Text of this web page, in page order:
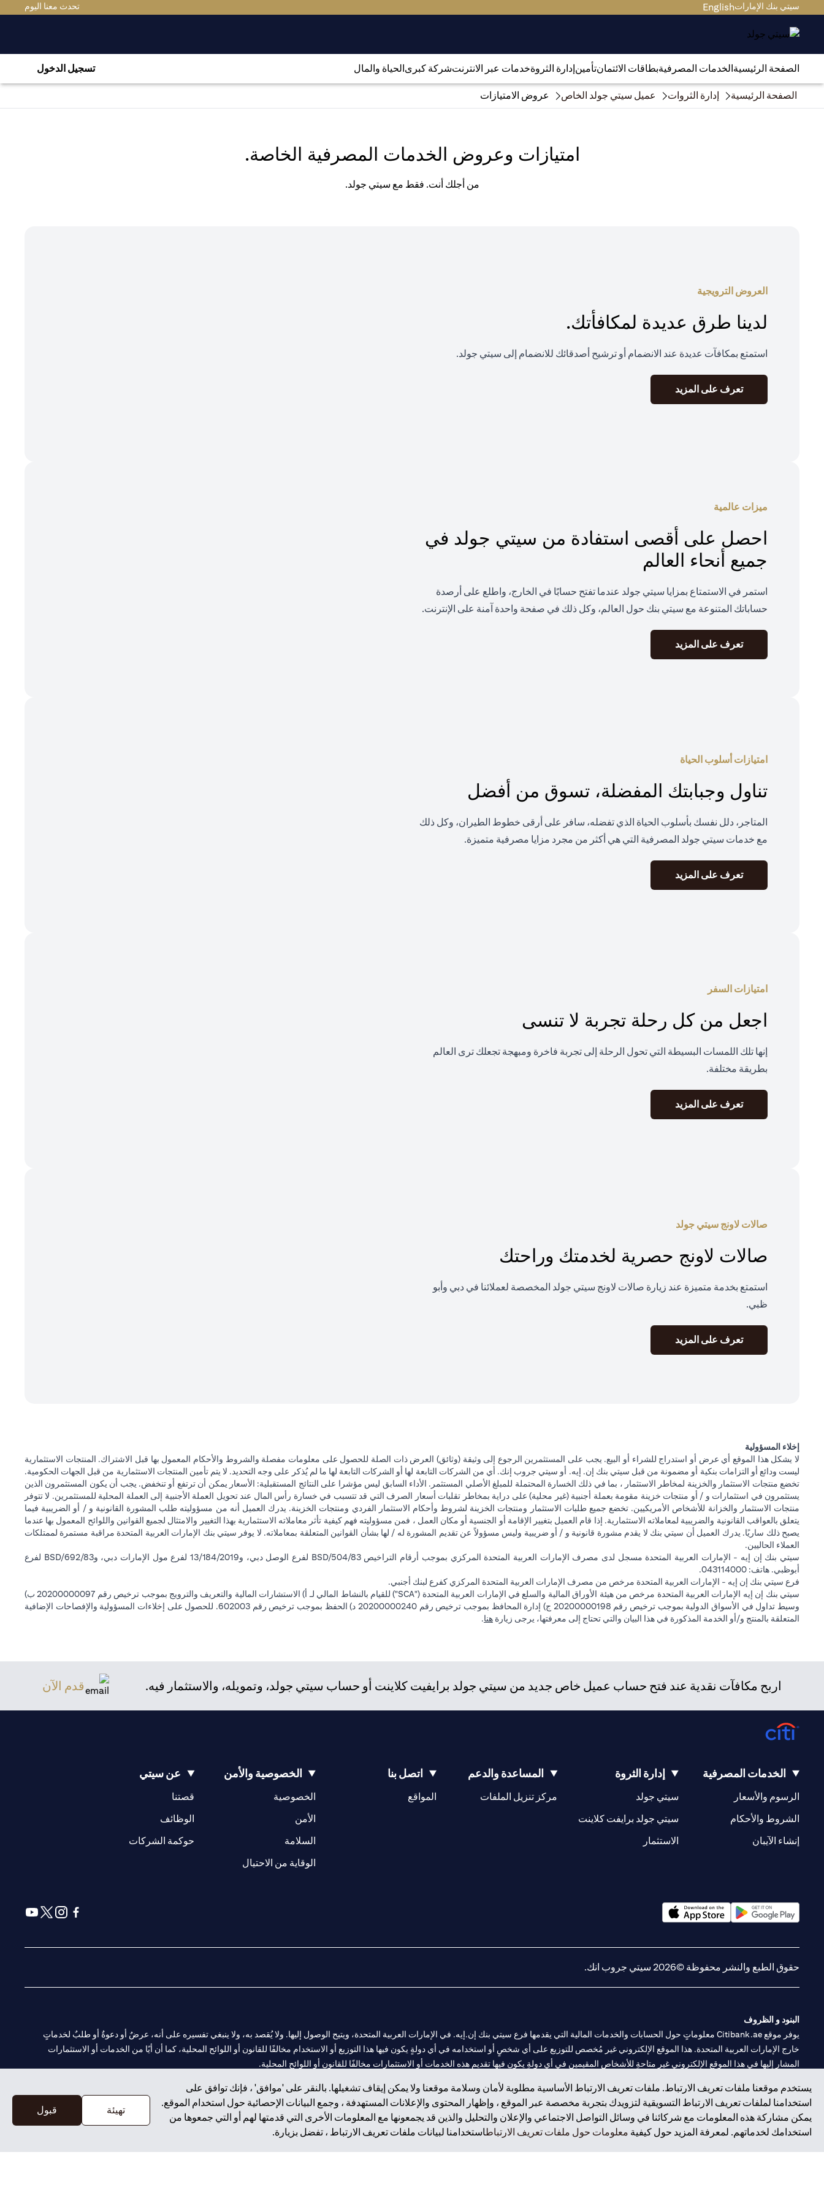
سيتي بنك الإماراتEnglish تحدث معنا اليوم
الصفحة الرئيسيةالخدمات المصرفيةبطاقات الائتمانتأمينإدارة الثروةخدمات عبر الانترنتشركة كبرىالحياة والمال تسجيل الدخول
الصفحة الرئيسية إدارة الثروات عميل سيتي جولد الخاص عروض الامتيازات
امتيازات وعروض الخدمات المصرفية الخاصة.
من أجلك أنت. فقط مع سيتي جولد.
العروض الترويجية
لدينا طرق عديدة لمكافأتك.
استمتع بمكافآت عديدة عند الانضمام أو ترشيح أصدقائك للانضمام إلى سيتي جولد.
تعرف على المزيد
ميزات عالمية
احصل على أقصى استفادة من سيتي جولد في
جميع أنحاء العالم
استمر في الاستمتاع بمزايا سيتي جولد عندما تفتح حسابًا في الخارج، واطلع على أرصدة
حساباتك المتنوعة مع سيتي بنك حول العالم، وكل ذلك في صفحة واحدة آمنة على الإنترنت.
تعرف على المزيد
امتيازات أسلوب الحياة
تناول وجبابتك المفضلة، تسوق من أفضل
المتاجر، دلل نفسك بأسلوب الحياة الذي تفضله، سافر على أرقى خطوط الطيران، وكل ذلك
مع خدمات سيتي جولد المصرفية التي هي أكثر من مجرد مزايا مصرفية متميزة.
تعرف على المزيد
امتيازات السفر
اجعل من كل رحلة تجربة لا تنسى
إنها تلك اللمسات البسيطة التي تحول الرحلة إلى تجربة فاخرة ومبهجة تجعلك ترى العالم
بطريقة مختلفة.
تعرف على المزيد
صالات لاونج سيتي جولد
صالات لاونج حصرية لخدمتك وراحتك
استمتع بخدمة متميزة عند زيارة صالات لاونج سيتي جولد المخصصة لعملائنا في دبي وأبو
ظبي.
تعرف على المزيد
إخلاء المسؤولية
لا يشكل هذا الموقع أي عرض أو استدراج للشراء أو البيع. يجب على المستثمرين الرجوع إلى وثيقة (وثائق) العرض ذات الصلة للحصول على معلومات مفصلة والشروط والأحكام المعمول بها قبل الاشتراك. المنتجات الاستثمارية
ليست ودائع أو التزامات بنكية أو مضمونة من قبل سيتي بنك إن. إيه. أو سيتي جروب إنك. أي من الشركات التابعة لها أو الشركات التابعة لها ما لم يُذكر على وجه التحديد. لا يتم تأمين المنتجات الاستثمارية من قبل الجهات الحكومية.
تخضع منتجات الاستثمار والخزينة لمخاطر الاستثمار ، بما في ذلك الخسارة المحتملة للمبلغ الأصلي المستثمر. الأداء السابق ليس مؤشرا على النتائج المستقبلية: الأسعار يمكن أن ترتفع أو تنخفض. يجب أن يكون المستثمرون الذين
يستثمرون في استثمارات و / أو منتجات خزينة مقومة بعملة أجنبية (غير محلية) على دراية بمخاطر تقلبات أسعار الصرف التي قد تتسبب في خسارة رأس المال عند تحويل العملة الأجنبية إلى العملة المحلية للمستثمرين. لا تتوفر
منتجات الاستثمار والخزانة للأشخاص الأمريكيين. تخضع جميع طلبات الاستثمار ومنتجات الخزينة لشروط وأحكام الاستثمار الفردي ومنتجات الخزينة. يدرك العميل أنه من مسؤوليته طلب المشورة القانونية و / أو الضريبية فيما
يتعلق بالعواقب القانونية والضريبية لمعاملاته الاستثمارية. إذا قام العميل بتغيير الإقامة أو الجنسية أو مكان العمل ، فمن مسؤوليته فهم كيفية تأثر معاملاته الاستثمارية بهذا التغيير والامتثال لجميع القوانين واللوائح المعمول بها عندما
يصبح ذلك ساريًا. يدرك العميل أن سيتي بنك لا يقدم مشورة قانونية و / أو ضريبية وليس مسؤولاً عن تقديم المشورة له / لها بشأن القوانين المتعلقة بمعاملاته. لا يوفر سيتي بنك الإمارات العربية المتحدة مراقبة مستمرة لممتلكات
العملاء الحاليين.
سيتي بنك إن إيه - الإمارات العربية المتحدة مسجل لدى مصرف الإمارات العربية المتحدة المركزي بموجب أرقام التراخيص BSD/504/83 لفرع الوصل دبي، و13/184/2019 لفرع مول الإمارات دبي، وBSD/692/83 لفرع
أبوظبي. هاتف: 043114000.
فرع سيتي بنك إن إيه - الإمارات العربية المتحدة مرخص من مصرف الإمارات العربية المتحدة المركزي كفرع لبنك أجنبي.
سيتي بنك إن إيه الإمارات العربية المتحدة مرخص من هيئة الأوراق المالية والسلع في الإمارات العربية المتحدة ("SCA") للقيام بالنشاط المالي لـ أ) الاستشارات المالية والتعريف والترويج بموجب ترخيص رقم 20200000097 ب)
وسيط تداول في الأسواق الدولية بموجب ترخيص رقم 20200000198 ج) إدارة المحافظ بموجب ترخيص رقم 20200000240 د) الحفظ بموجب ترخيص رقم 602003. للحصول على إخلاءات المسؤولية والإفصاحات الإضافية
المتعلقة بالمنتج و/أو الخدمة المذكورة في هذا البيان والتي تحتاج إلى معرفتها، يرجى زيارة هنا.
اربح مكافآت نقدية عند فتح حساب عميل خاص جديد من سيتي جولد برايفيت كلاينت أو حساب سيتي جولد، وتمويله، والاستثمار فيه. قدم الآن
يستخدم موقعنا ملفات تعريف الارتباط. ملفات تعريف الارتباط الأساسية مطلوبة لأمان وسلامة موقعنا ولا يمكن إيقاف تشغيلها. بالنقر على 'موافق' ، فإنك توافق على
استخدامنا لملفات تعريف الارتباط التسويقية لتزويدك بتجربة مخصصة عبر الموقع ، وإظهار المحتوى والإعلانات المستهدفة ، وجمع البيانات الإحصائية حول استخدام الموقع.
يمكن مشاركة هذه المعلومات مع شركائنا في وسائل التواصل الاجتماعي والإعلان والتحليل والذين قد يجمعونها مع المعلومات الأخرى التي قدمتها لهم أو التي جمعوها من
استخدامك لخدماتهم. لمعرفة المزيد حول كيفية معلومات حول ملفات تعريف الارتباطاستخدامنا لبيانات ملفات تعريف الارتباط ، تفضل بزيارة.
تهيئة قبول
الخدمات المصرفية
الرسوم والأسعار
الشروط والأحكام
إنشاء الآيبان
إدارة الثروة
سيتي جولد
سيتي جولد برايفت كلاينت
الاستثمار
المساعدة والدعم
مركز تنزيل الملفات
اتصل بنا
المواقع
(opens in a new tab)
الخصوصية والأمن
الخصوصية
الأمن
السلامة
الوقاية من الاحتيال
عن سيتي
قصتنا
(opens in a new tab)
الوظائف
(opens in a new tab)
حوكمة الشركات
(opens in a new tab)
حقوق الطبع والنشر محفوظة ©2026 سيتي جروب انك.
البنود و الظروف
يوفر موقع Citibank.ae معلوماتٍ حول الحسابات والخدمات المالية التي يقدمها فرع سيتي بنك إن.إيه. في الإمارات العربية المتحدة، ويتيح الوصول إليها. ولا يُقصد به، ولا ينبغي تفسيره على أنه، عرضٌ أو دعوةٌ أو طلبٌ لخدماتٍ
خارج الإمارات العربية المتحدة. هذا الموقع الإلكتروني غير مُخصص للتوزيع على أي شخصٍ أو استخدامه في أي دولةٍ يكون فيها هذا التوزيع أو الاستخدام مخالفًا للقانون أو اللوائح المحلية، كما أن أيًا من الخدمات أو الاستثمارات
المشار إليها في هذا الموقع الإلكتروني غير متاحةٍ للأشخاص المقيمين في أي دولةٍ يكون فيها تقديم هذه الخدمات أو الاستثمارات مخالفًا للقانون أو اللوائح المحلية.
سيتي بنك هي علامة خدمة لشركة Citigroup Inc. أو .Citibank N.A ، مستخدمة ومسجلة في جميع أنحاء العالم.
سيتي بنك إن. إيه. الإمارات مسجل لدى مصرف الإمارات المركزي تحت أرقام التراخيص 202563 لفرع الوصل في دبي، 531989 لفرع مول الإمارات في دبي، و CN-1002019لفرع أبوظبي. هاتف: 4000 311 04.
فرع سيتي بنك إن إيه - الإمارات العربية المتحدة مرخص من مصرف الإمارات العربية المتحدة المركزي كفرع لبنك أجنبي.
سيتي بنك إن إيه الإمارات العربية المتحدة مرخص من هيئة الأوراق المالية والسلع في الإمارات العربية المتحدة ("SCA") للقيام بالنشاط المالي لـ أ) الاستشارات المالية والتعريف والترويج بموجب ترخيص رقم 20200000097 ب)